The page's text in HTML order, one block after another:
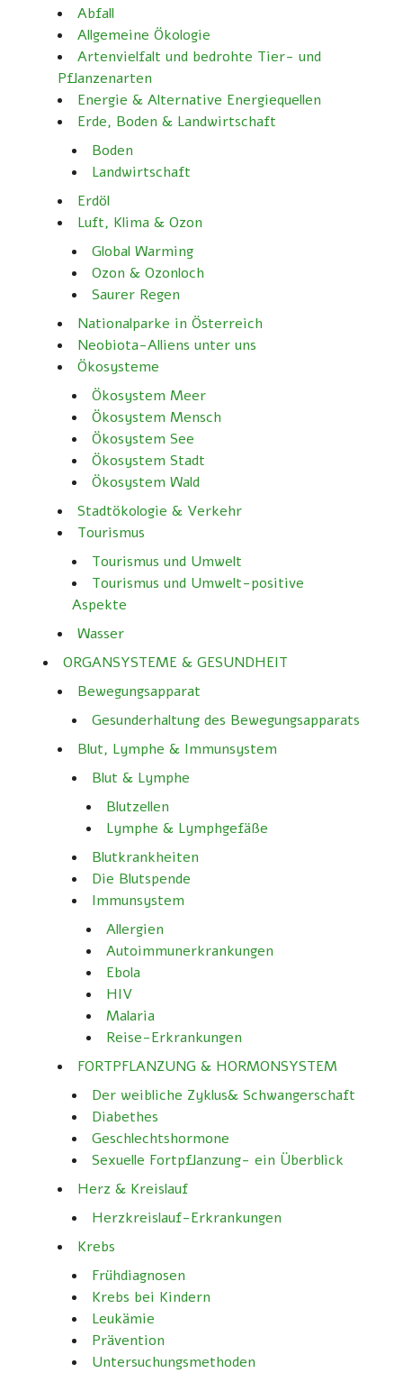
Abfall
Allgemeine Ökologie
Artenvielfalt und bedrohte Tier- und
Pflanzenarten
Energie & Alternative Energiequellen
Erde, Boden & Landwirtschaft
Boden
Landwirtschaft
Erdöl
Luft, Klima & Ozon
Global Warming
Ozon & Ozonloch
Saurer Regen
Nationalparke in Österreich
Neobiota-Alliens unter uns
Ökosysteme
Ökosystem Meer
Ökosystem Mensch
Ökosystem See
Ökosystem Stadt
Ökosystem Wald
Stadtökologie & Verkehr
Tourismus
Tourismus und Umwelt
Tourismus und Umwelt-positive
Aspekte
Wasser
ORGANSYSTEME & GESUNDHEIT
Bewegungsapparat
Gesunderhaltung des Bewegungsapparats
Blut, Lymphe & Immunsystem
Blut & Lymphe
Blutzellen
Lymphe & Lymphgefäße
Blutkrankheiten
Die Blutspende
Immunsystem
Allergien
Autoimmunerkrankungen
Ebola
HIV
Malaria
Reise-Erkrankungen
FORTPFLANZUNG & HORMONSYSTEM
Der weibliche Zyklus& Schwangerschaft
Diabethes
Geschlechtshormone
Sexuelle Fortpflanzung- ein Überblick
Herz & Kreislauf
Herzkreislauf-Erkrankungen
Krebs
Frühdiagnosen
Krebs bei Kindern
Leukämie
Prävention
Untersuchungsmethoden